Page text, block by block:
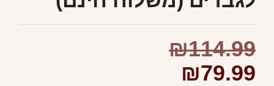
₪114.99
₪79.99